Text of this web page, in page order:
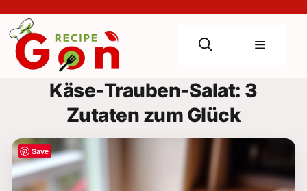
content
Menu
Käse-Trauben-Salat: 3
Zutaten zum Glück
Save